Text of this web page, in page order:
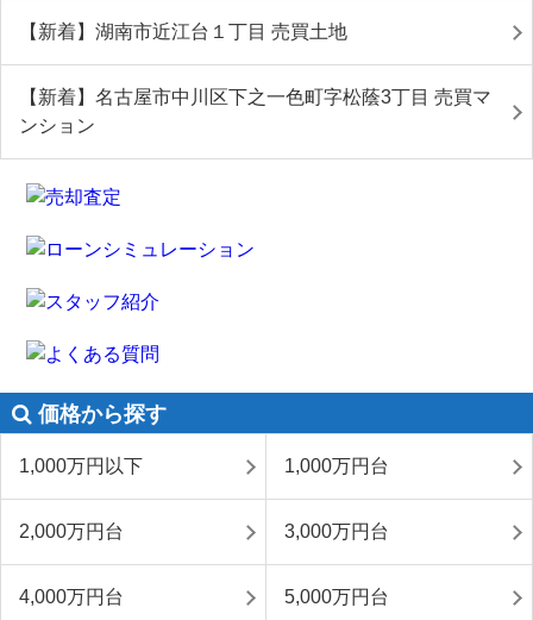
【新着】湖南市近江台１丁目 売買土地
【新着】名古屋市中川区下之一色町字松蔭3丁目 売買マ
ンション
価格から探す
1,000万円以下 1,000万円台
2,000万円台 3,000万円台
4,000万円台 5,000万円台